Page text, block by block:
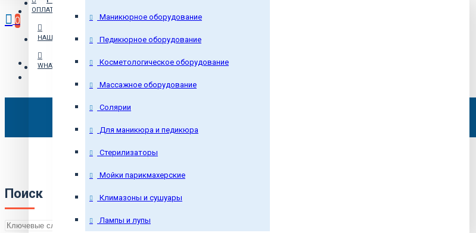
ОПЛАТА И ДОСТАВКА
НАШИ РАБОТЫ
WHATSAPP
Маникюрное оборудование
Педикюрное оборудование
Косметологическое оборудование
Массажное оборудование
Солярии
Для маникюра и педикюра
Стерилизаторы
Мойки парикмахерские
Климазоны и сушуары
Лампы и лупы
0
Поиск